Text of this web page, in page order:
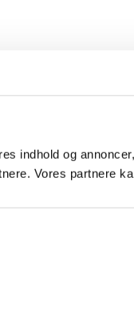
indhold og
Vores partnere